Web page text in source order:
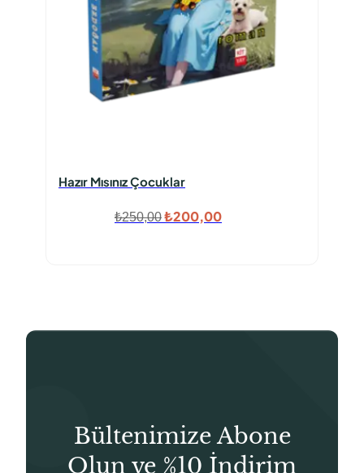
Hazır Mısınız Çocuklar
₺250,00Orijinal
₺200,00Şu
Bültenimize Abone
Olun ve %10 İndirim